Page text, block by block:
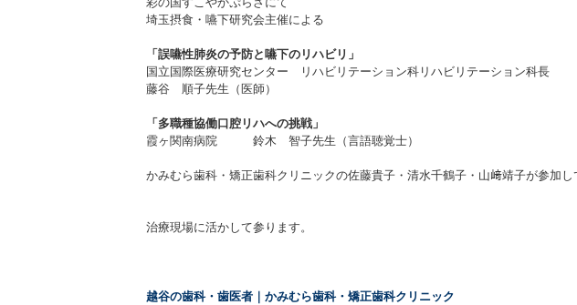
埼玉摂食・嚥下研究会主催による
「誤嚥性肺炎の予防と嚥下のリハビリ」
国立国際医療研究センター リハビリテーション科リハビリテーション科長
藤谷 順子先生（医師）
「多職種協働口腔リハへの挑戦」
霞ヶ関南病院 鈴木 智子先生（言語聴覚士）
かみむら歯科・矯正歯科クリニックの佐藤貴子・清水千鶴子・山﨑靖子が参加し
治療現場に活かして参ります。
越谷の歯科・歯医者｜かみむら歯科・矯正歯科クリニック